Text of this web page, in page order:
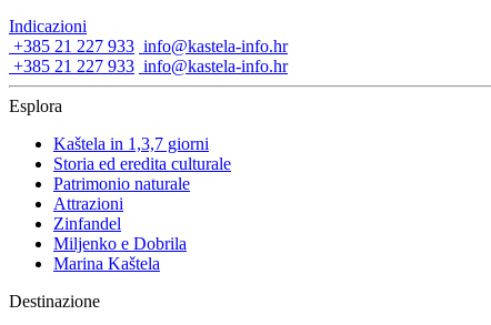
Indicazioni
+385 21 227 933 info@kastela-info.hr
+385 21 227 933 info@kastela-info.hr
Esplora
Kaštela in 1,3,7 giorni
Storia ed eredita culturale
Patrimonio naturale
Attrazioni
Zinfandel
Miljenko e Dobrila
Marina Kaštela
Destinazione